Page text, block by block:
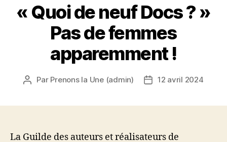
« Quoi de neuf Docs ? »
Pas de femmes
apparemment !
Auteur
Par Prenons la Une (admin)
Date12 avril 2024
La Guilde des auteurs et réalisateurs de